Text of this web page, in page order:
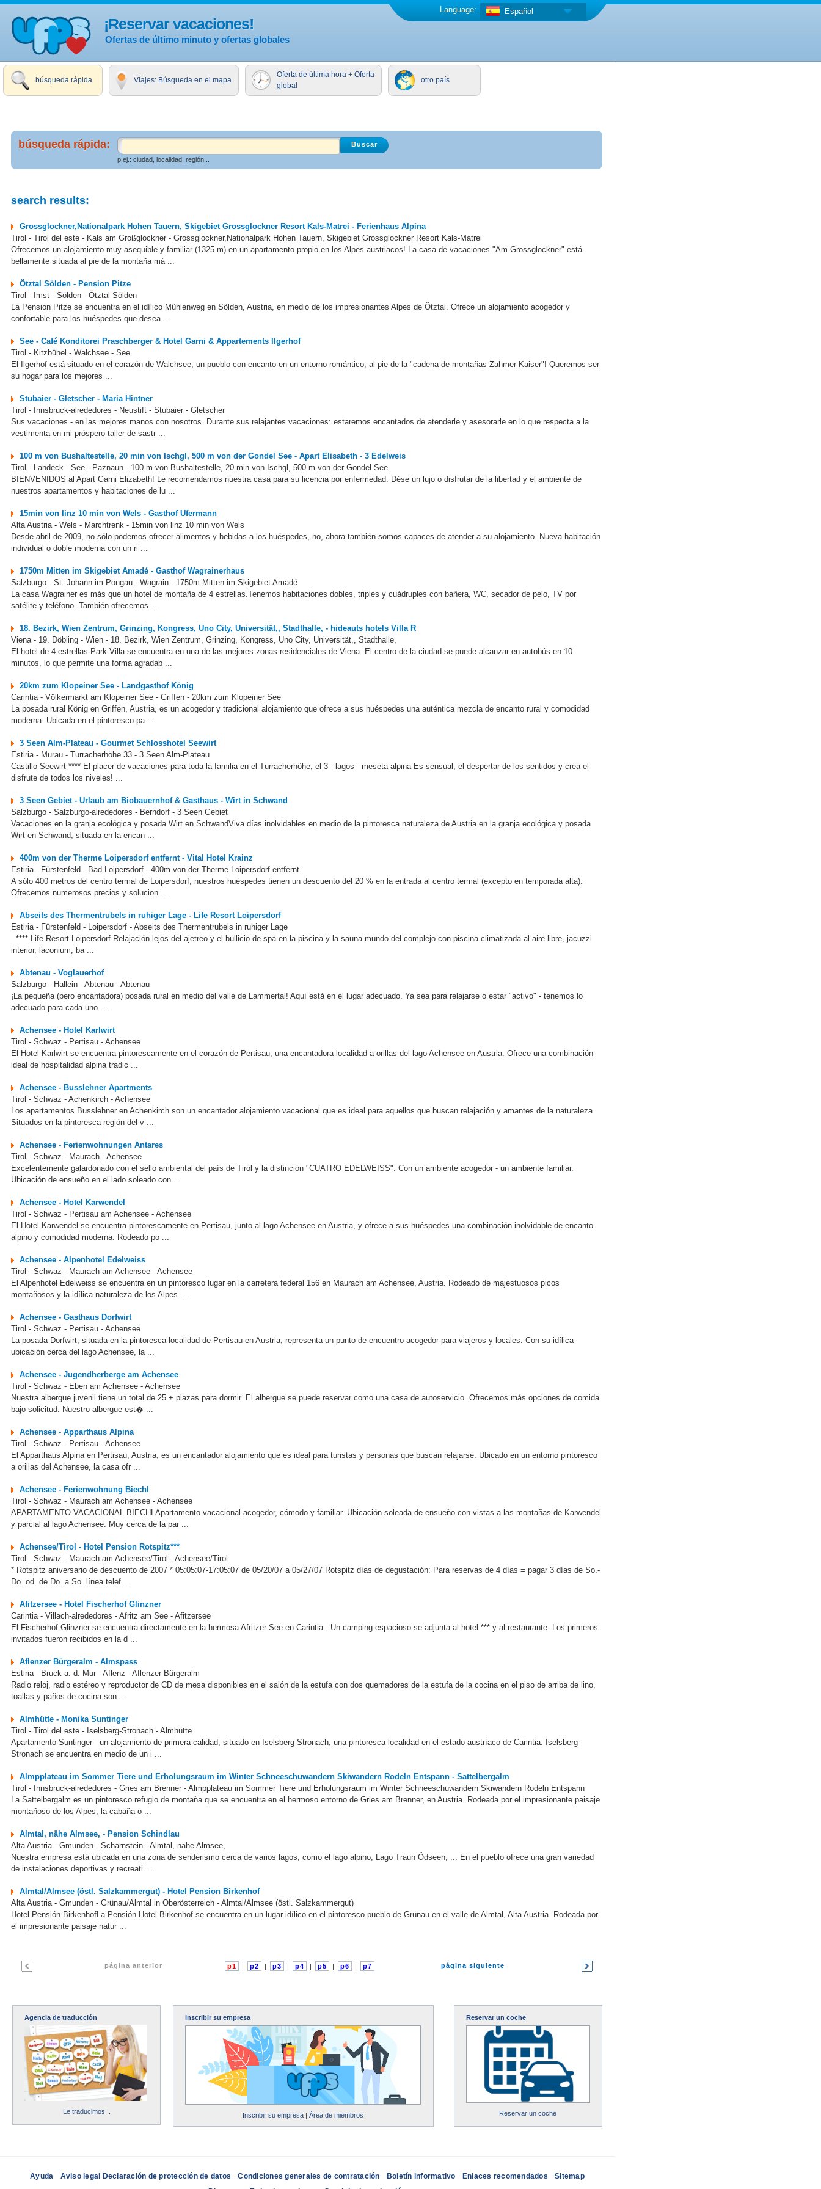
¡Reservar vacaciones!
Ofertas de último minuto y ofertas globales
Español
Language:
búsqueda rápida Viajes: Búsqueda en el mapa
Oferta de última hora + Oferta
global
otro país
búsqueda rápida:
p.ej.: ciudad, localidad, región...
search results:
Grossglockner,Nationalpark Hohen Tauern, Skigebiet Grossglockner Resort Kals-Matrei - Ferienhaus Alpina
Tirol - Tirol del este - Kals am Großglockner - Grossglockner,Nationalpark Hohen Tauern, Skigebiet Grossglockner Resort Kals-Matrei
Ofrecemos un alojamiento muy asequible y familiar (1325 m) en un apartamento propio en los Alpes austriacos! La casa de vacaciones "Am Grossglockner" está
bellamente situada al pie de la montaña má ...
Ötztal Sölden - Pension Pitze
Tirol - Imst - Sölden - Ötztal Sölden
La Pension Pitze se encuentra en el idílico Mühlenweg en Sölden, Austria, en medio de los impresionantes Alpes de Ötztal. Ofrece un alojamiento acogedor y
confortable para los huéspedes que desea ...
See - Café Konditorei Praschberger & Hotel Garni & Appartements Ilgerhof
Tirol - Kitzbühel - Walchsee - See
El Ilgerhof está situado en el corazón de Walchsee, un pueblo con encanto en un entorno romántico, al pie de la "cadena de montañas Zahmer Kaiser"! Queremos ser
su hogar para los mejores ...
Stubaier - Gletscher - Maria Hintner
Tirol - Innsbruck-alrededores - Neustift - Stubaier - Gletscher
Sus vacaciones - en las mejores manos con nosotros. Durante sus relajantes vacaciones: estaremos encantados de atenderle y asesorarle en lo que respecta a la
vestimenta en mi próspero taller de sastr ...
100 m von Bushaltestelle, 20 min von Ischgl, 500 m von der Gondel See - Apart Elisabeth - 3 Edelweis
Tirol - Landeck - See - Paznaun - 100 m von Bushaltestelle, 20 min von Ischgl, 500 m von der Gondel See
BIENVENIDOS al Apart Garni Elizabeth! Le recomendamos nuestra casa para su licencia por enfermedad. Dése un lujo o disfrutar de la libertad y el ambiente de
nuestros apartamentos y habitaciones de lu ...
15min von linz 10 min von Wels - Gasthof Ufermann
Alta Austria - Wels - Marchtrenk - 15min von linz 10 min von Wels
Desde abril de 2009, no sólo podemos ofrecer alimentos y bebidas a los huéspedes, no, ahora también somos capaces de atender a su alojamiento. Nueva habitación
individual o doble moderna con un ri ...
1750m Mitten im Skigebiet Amadé - Gasthof Wagrainerhaus
Salzburgo - St. Johann im Pongau - Wagrain - 1750m Mitten im Skigebiet Amadé
La casa Wagrainer es más que un hotel de montaña de 4 estrellas.Tenemos habitaciones dobles, triples y cuádruples con bañera, WC, secador de pelo, TV por
satélite y teléfono. También ofrecemos ...
18. Bezirk, Wien Zentrum, Grinzing, Kongress, Uno City, Universität,, Stadthalle, - hideauts hotels Villa R
Viena - 19. Döbling - Wien - 18. Bezirk, Wien Zentrum, Grinzing, Kongress, Uno City, Universität,, Stadthalle,
El hotel de 4 estrellas Park-Villa se encuentra en una de las mejores zonas residenciales de Viena. El centro de la ciudad se puede alcanzar en autobús en 10
minutos, lo que permite una forma agradab ...
20km zum Klopeiner See - Landgasthof König
Carintia - Völkermarkt am Klopeiner See - Griffen - 20km zum Klopeiner See
La posada rural König en Griffen, Austria, es un acogedor y tradicional alojamiento que ofrece a sus huéspedes una auténtica mezcla de encanto rural y comodidad
moderna. Ubicada en el pintoresco pa ...
3 Seen Alm-Plateau - Gourmet Schlosshotel Seewirt
Estiria - Murau - Turracherhöhe 33 - 3 Seen Alm-Plateau
Castillo Seewirt **** El placer de vacaciones para toda la familia en el Turracherhöhe, el 3 - lagos - meseta alpina Es sensual, el despertar de los sentidos y crea el
disfrute de todos los niveles! ...
3 Seen Gebiet - Urlaub am Biobauernhof & Gasthaus - Wirt in Schwand
Salzburgo - Salzburgo-alrededores - Berndorf - 3 Seen Gebiet
Vacaciones en la granja ecológica y posada Wirt en SchwandViva días inolvidables en medio de la pintoresca naturaleza de Austria en la granja ecológica y posada
Wirt en Schwand, situada en la encan ...
400m von der Therme Loipersdorf entfernt - Vital Hotel Krainz
Estiria - Fürstenfeld - Bad Loipersdorf - 400m von der Therme Loipersdorf entfernt
A sólo 400 metros del centro termal de Loipersdorf, nuestros huéspedes tienen un descuento del 20 % en la entrada al centro termal (excepto en temporada alta).
Ofrecemos numerosos precios y solucion ...
Abseits des Thermentrubels in ruhiger Lage - Life Resort Loipersdorf
Estiria - Fürstenfeld - Loipersdorf - Abseits des Thermentrubels in ruhiger Lage
**** Life Resort Loipersdorf Relajación lejos del ajetreo y el bullicio de spa en la piscina y la sauna mundo del complejo con piscina climatizada al aire libre, jacuzzi
interior, laconium, ba ...
Abtenau - Voglauerhof
Salzburgo - Hallein - Abtenau - Abtenau
¡La pequeña (pero encantadora) posada rural en medio del valle de Lammertal! Aquí está en el lugar adecuado. Ya sea para relajarse o estar "activo" - tenemos lo
adecuado para cada uno. ...
Achensee - Hotel Karlwirt
Tirol - Schwaz - Pertisau - Achensee
El Hotel Karlwirt se encuentra pintorescamente en el corazón de Pertisau, una encantadora localidad a orillas del lago Achensee en Austria. Ofrece una combinación
ideal de hospitalidad alpina tradic ...
Achensee - Busslehner Apartments
Tirol - Schwaz - Achenkirch - Achensee
Los apartamentos Busslehner en Achenkirch son un encantador alojamiento vacacional que es ideal para aquellos que buscan relajación y amantes de la naturaleza.
Situados en la pintoresca región del v ...
Achensee - Ferienwohnungen Antares
Tirol - Schwaz - Maurach - Achensee
Excelentemente galardonado con el sello ambiental del país de Tirol y la distinción "CUATRO EDELWEISS". Con un ambiente acogedor - un ambiente familiar.
Ubicación de ensueño en el lado soleado con ...
Achensee - Hotel Karwendel
Tirol - Schwaz - Pertisau am Achensee - Achensee
El Hotel Karwendel se encuentra pintorescamente en Pertisau, junto al lago Achensee en Austria, y ofrece a sus huéspedes una combinación inolvidable de encanto
alpino y comodidad moderna. Rodeado po ...
Achensee - Alpenhotel Edelweiss
Tirol - Schwaz - Maurach am Achensee - Achensee
El Alpenhotel Edelweiss se encuentra en un pintoresco lugar en la carretera federal 156 en Maurach am Achensee, Austria. Rodeado de majestuosos picos
montañosos y la idílica naturaleza de los Alpes ...
Achensee - Gasthaus Dorfwirt
Tirol - Schwaz - Pertisau - Achensee
La posada Dorfwirt, situada en la pintoresca localidad de Pertisau en Austria, representa un punto de encuentro acogedor para viajeros y locales. Con su idílica
ubicación cerca del lago Achensee, la ...
Achensee - Jugendherberge am Achensee
Tirol - Schwaz - Eben am Achensee - Achensee
Nuestra albergue juvenil tiene un total de 25 + plazas para dormir. El albergue se puede reservar como una casa de autoservicio. Ofrecemos más opciones de comida
bajo solicitud. Nuestro albergue est� ...
Achensee - Apparthaus Alpina
Tirol - Schwaz - Pertisau - Achensee
El Apparthaus Alpina en Pertisau, Austria, es un encantador alojamiento que es ideal para turistas y personas que buscan relajarse. Ubicado en un entorno pintoresco
a orillas del Achensee, la casa ofr ...
Achensee - Ferienwohnung Biechl
Tirol - Schwaz - Maurach am Achensee - Achensee
APARTAMENTO VACACIONAL BIECHLApartamento vacacional acogedor, cómodo y familiar. Ubicación soleada de ensueño con vistas a las montañas de Karwendel
y parcial al lago Achensee. Muy cerca de la par ...
Achensee/Tirol - Hotel Pension Rotspitz***
Tirol - Schwaz - Maurach am Achensee/Tirol - Achensee/Tirol
* Rotspitz aniversario de descuento de 2007 * 05:05:07-17:05:07 de 05/20/07 a 05/27/07 Rotspitz días de degustación: Para reservas de 4 días = pagar 3 días de So.-
Do. od. de Do. a So. línea telef ...
Afitzersee - Hotel Fischerhof Glinzner
Carintia - Villach-alrededores - Afritz am See - Afitzersee
El Fischerhof Glinzner se encuentra directamente en la hermosa Afritzer See en Carintia . Un camping espacioso se adjunta al hotel *** y al restaurante. Los primeros
invitados fueron recibidos en la d ...
Aflenzer Bürgeralm - Almspass
Estiria - Bruck a. d. Mur - Aflenz - Aflenzer Bürgeralm
Radio reloj, radio estéreo y reproductor de CD de mesa disponibles en el salón de la estufa con dos quemadores de la estufa de la cocina en el piso de arriba de lino,
toallas y paños de cocina son ...
Almhütte - Monika Suntinger
Tirol - Tirol del este - Iselsberg-Stronach - Almhütte
Apartamento Suntinger - un alojamiento de primera calidad, situado en Iselsberg-Stronach, una pintoresca localidad en el estado austríaco de Carintia. Iselsberg-
Stronach se encuentra en medio de un i ...
Almpplateau im Sommer Tiere und Erholungsraum im Winter Schneeschuwandern Skiwandern Rodeln Entspann - Sattelbergalm
Tirol - Innsbruck-alrededores - Gries am Brenner - Almpplateau im Sommer Tiere und Erholungsraum im Winter Schneeschuwandern Skiwandern Rodeln Entspann
La Sattelbergalm es un pintoresco refugio de montaña que se encuentra en el hermoso entorno de Gries am Brenner, en Austria. Rodeada por el impresionante paisaje
montañoso de los Alpes, la cabaña o ...
Almtal, nähe Almsee, - Pension Schindlau
Alta Austria - Gmunden - Scharnstein - Almtal, nähe Almsee,
Nuestra empresa está ubicada en una zona de senderismo cerca de varios lagos, como el lago alpino, Lago Traun Ödseen, ... En el pueblo ofrece una gran variedad
de instalaciones deportivas y recreati ...
Almtal/Almsee (östl. Salzkammergut) - Hotel Pension Birkenhof
Alta Austria - Gmunden - Grünau/Almtal in Oberösterreich - Almtal/Almsee (östl. Salzkammergut)
Hotel Pensión BirkenhofLa Pensión Hotel Birkenhof se encuentra en un lugar idílico en el pintoresco pueblo de Grünau en el valle de Almtal, Alta Austria. Rodeada por
el impresionante paisaje natur ...
página anterior p1 | p2 | p3 | p4 | p5 | p6 | p7 página siguiente
Agencia de traducción
Le traducimos...
Inscribir su empresa
Inscribir su empresa |Área de miembros
Reservar un coche
Reservar un coche
Ayuda Aviso legal Declaración de protección de datos Condiciones generales de contratación Boletín informativo Enlaces recomendados
Sitemap